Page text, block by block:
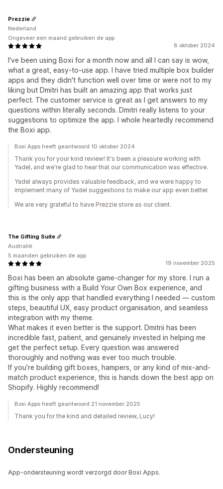
8 oktober 2024
I've been using Boxi for a month now and all I can say is wow,
what a great, easy-to-use app. I have tried multiple box builder
apps and they didn't function well over time or were not to my
liking but Dmitri has built an amazing app that works just
perfect. The customer service is great as I get answers to my
questions within literally seconds. Dmitri really listens to your
suggestions to optimize the app. I whole heartedly recommend
the Boxi app.
Prezzie
Nederland
Ongeveer een maand gebruiken de app
Boxi Apps heeft geantwoord 10 oktober 2024
Thank you for your kind review! It's been a pleasure working with
Yadel, and we're glad to hear that our communication was effective.
Yadel always provides valuable feedback, and we were happy to
implement many of Yadel suggestions to make our app even better.
We are very grateful to have Prezzie store as our client.
19 november 2025
Boxi has been an absolute game-changer for my store. I run a
gifting business with a Build Your Own Box experience, and
this is the only app that handled everything I needed — custom
steps, beautiful UX, easy product organisation, and seamless
integration with my theme.
What makes it even better is the support. Dmitrii has been
incredible fast, patient, and genuinely invested in helping me
get the perfect setup. Every question was answered
thoroughly and nothing was ever too much trouble.
If you’re building gift boxes, hampers, or any kind of mix-and-
match product experience, this is hands down the best app on
Shopify. Highly recommend!
The Gifting Suite
Australië
5 maanden gebruiken de app
Boxi Apps heeft geantwoord 21 november 2025
Thank you for the kind and detailed review, Lucy!
Ondersteuning
App-ondersteuning wordt verzorgd door Boxi Apps.